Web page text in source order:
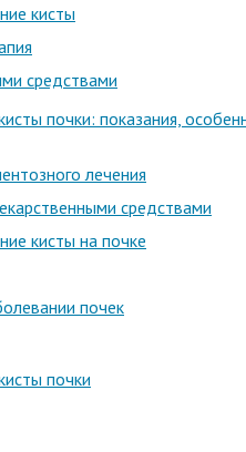
кисты
средствами
почки: показания,
лечения
средствами
кисты на почке
почек
почки